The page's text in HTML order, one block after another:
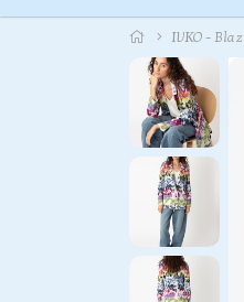
IVKO -